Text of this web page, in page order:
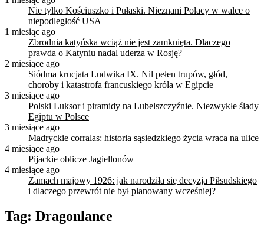
Nie tylko Kościuszko i Pułaski. Nieznani Polacy w walce o
niepodległość USA
1 miesiąc ago
Zbrodnia katyńska wciąż nie jest zamknięta. Dlaczego
prawda o Katyniu nadal uderza w Rosję?
2 miesiące ago
Siódma krucjata Ludwika IX. Nil pełen trupów, głód,
choroby i katastrofa francuskiego króla w Egipcie
3 miesiące ago
Polski Luksor i piramidy na Lubelszczyźnie. Niezwykłe ślady
Egiptu w Polsce
3 miesiące ago
Madryckie corralas: historia sąsiedzkiego życia wraca na ulice
4 miesiące ago
Pijackie oblicze Jagiellonów
4 miesiące ago
Zamach majowy 1926: jak narodziła się decyzja Piłsudskiego
i dlaczego przewrót nie był planowany wcześniej?
Tag: Dragonlance